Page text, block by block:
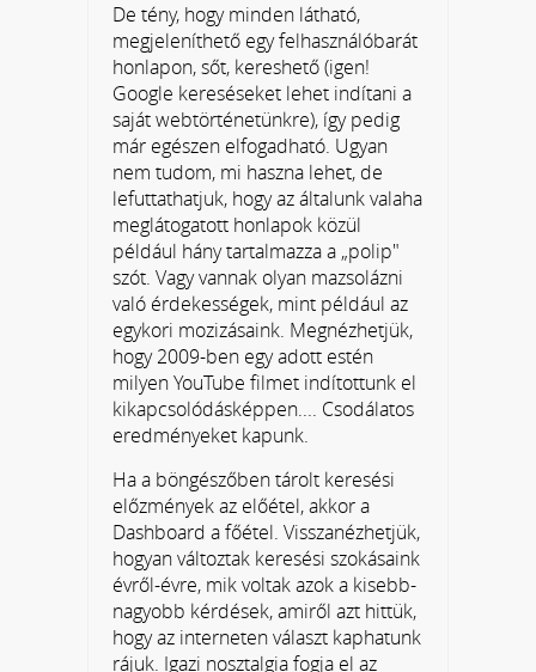
De tény, hogy minden látható,
megjeleníthető egy felhasználóbarát
honlapon, sőt, kereshető (igen!
Google kereséseket lehet indítani a
saját webtörténetünkre), így pedig
már egészen elfogadható. Ugyan
nem tudom, mi haszna lehet, de
lefuttathatjuk, hogy az általunk valaha
meglátogatott honlapok közül
például hány tartalmazza a „polip"
szót. Vagy vannak olyan mazsolázni
való érdekességek, mint például az
egykori mozizásaink. Megnézhetjük,
hogy 2009-ben egy adott estén
milyen YouTube filmet indítottunk el
kikapcsolódásképpen.... Csodálatos
eredményeket kapunk.
Ha a böngészőben tárolt keresési
előzmények az előétel, akkor a
Dashboard a főétel. Visszanézhetjük,
hogyan változtak keresési szokásaink
évről-évre, mik voltak azok a kisebb-
nagyobb kérdések, amiről azt hittük,
hogy az interneten választ kaphatunk
rájuk. Igazi nosztalgia fogja el az